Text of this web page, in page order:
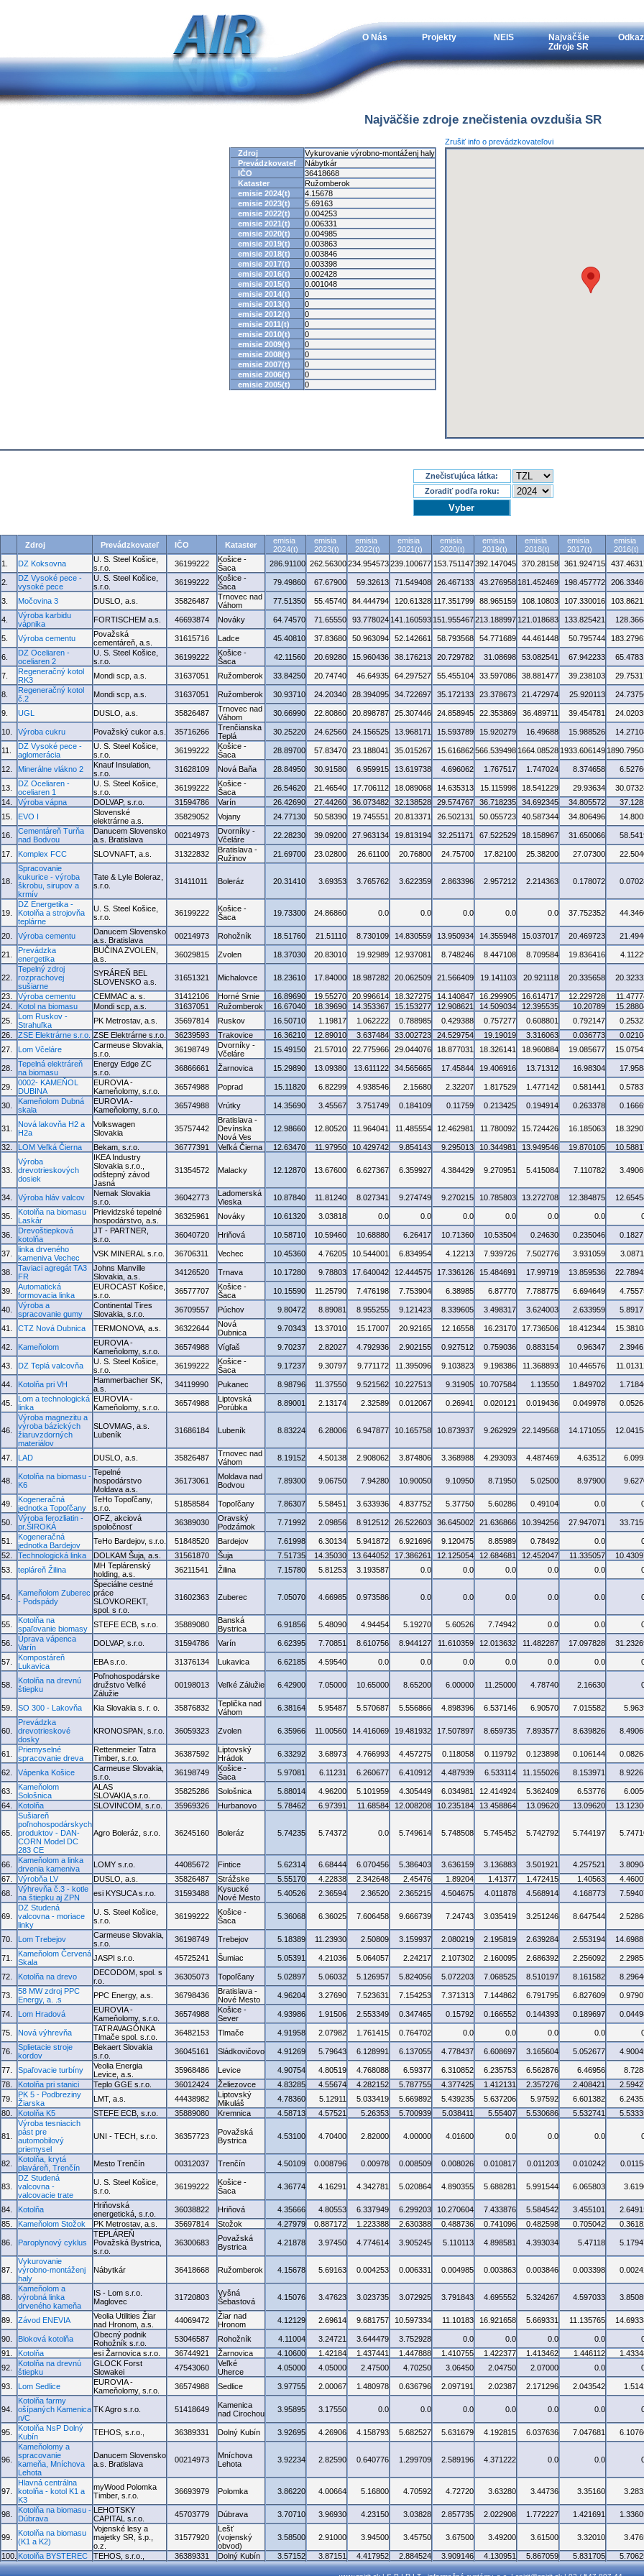
O Nás Projekty NEIS
Najväčšie
Zdroje SR
Najväčšie zdroje znečistenia ovzdušia SR
Zrušiť info o prevádzkovateľovi
Zdroj
Vykurovanie výrobno-montáženj haly
Prevádzkovateľ
Nábytkár
IČO
36418668
Kataster
Ružomberok
emisie 2024(t)
4.15678
emisie 2023(t)
5.69163
emisie 2022(t)
0.004253
emisie 2021(t)
0.006331
emisie 2020(t)
0.004985
emisie 2019(t)
0.003863
emisie 2018(t)
0.003846
emisie 2017(t)
0.003398
emisie 2016(t)
0.002428
emisie 2015(t)
0.001048
emisie 2014(t)
0
emisie 2013(t)
0
emisie 2012(t)
0
emisie 2011(t)
0
emisie 2010(t)
0
emisie 2009(t)
0
emisie 2008(t)
0
emisie 2007(t)
0
emisie 2006(t)
0
emisie 2005(t)
0
Znečisťujúca látka:
Zoradiť podľa roku:
Zdroj Prevádzkovateľ IČO Kataster
emisia
2024(t)
emisia
2023(t)
emisia
2022(t)
emisia
2021(t)
emisia
2020(t)
emisia
2019(t)
emisia
2018(t)
emisia
2017(t)
emisia
2016(t)
1.
DZ Koksovna
U. S. Steel Košice,
s.r.o.
36199222
Košice -
Šaca
286.91100 262.56300234.954573239.100677 153.751147392.147045 370.28158 361.924715
2.
DZ Vysoké pece -
vysoké pece
U. S. Steel Košice,
s.r.o.
36199222
Košice -
Šaca
79.49860 67.67900 59.32613 71.549408 26.467133 43.276958 181.452469 198.457772
3. Močovina 3 DUSLO, a.s. 35826487
Trnovec nad
Váhom
77.51350 55.45740 84.444794 120.61328 117.351799 88.965159 108.10803 107.330016
4.
Výroba karbidu
vápnika
FORTISCHEM a.s. 46693874 Nováky 64.74570 71.65550 93.778024 141.160593 151.955467213.188997 121.018683 133.825421
5. Výroba cementu
Považská
cementáreň, a.s.
31615716 Ladce 45.40810 37.83680 50.963094 52.142661 58.793568 54.771689 44.461448 50.795744
6.
DZ Oceliaren -
oceliaren 2
U. S. Steel Košice,
s.r.o.
36199222
Košice -
Šaca
42.11560 20.69280 15.960436 38.176213 20.729782 31.08698 53.082541 67.942233
7.
Regeneračný kotol
RK3
Mondi scp, a.s. 31637051 Ružomberok 33.84250 20.74740 46.64935 64.297527 55.455104 33.597086 38.881477 39.238103
8.
Regeneračný kotol
č.2
Mondi scp, a.s. 31637051 Ružomberok 30.93710 24.20340 28.394095 34.722697 35.172133 23.378673 21.472974 25.920113
9. UGL DUSLO, a.s. 35826487
Trnovec nad
Váhom
30.66990 22.80860 20.898787 25.307446 24.858945 22.353869 36.489711 39.454781
10. Výroba cukru Považský cukor a.s. 35716266
Trenčianska
Teplá
30.25220 24.62560 24.156525 13.968171 15.593789 15.920279 16.49688 15.988526
11.
DZ Vysoké pece -
aglomerácia
U. S. Steel Košice,
s.r.o.
36199222
Košice -
Šaca
28.89700 57.83470 23.188041 35.015267 15.616862566.539498 1664.08528 1933.606149
12. Minerálne vlákno 2
Knauf Insulation,
s.r.o.
31628109 Nová Baňa 28.84950 30.91580 6.959915 13.619738 4.696062 1.767517 1.747024 8.374658
13.
DZ Oceliaren -
oceliaren 1
U. S. Steel Košice,
s.r.o.
36199222
Košice -
Šaca
26.54620 21.46540 17.706112 18.089068 14.635313 15.115998 18.541229 29.93634
14.
Výroba vápna DOLVAP, s.r.o. 31594786 Varín 26.42690 27.44260 36.073482 32.138528 29.574767 36.718235 34.692345 34.805572
15.
EVO I
Slovenské
elektrárne a.s.
35829052 Vojany 24.77130 50.58390 19.745551 20.813371 26.502131 50.055723 40.587344 34.806496
16.
Cementáreň Turňa
nad Bodvou
Danucem Slovensko
a.s. Bratislava
00214973
Dvorníky -
Včeláre
22.28230 39.09200 27.963134 19.813194 32.251171 67.522529 18.158967 31.650066
17. Komplex FCC SLOVNAFT, a.s. 31322832
Bratislava -
Ružinov
21.69700 23.02800 26.61100 20.76800 24.75700 17.82100 25.38200 27.07300
18.
Spracovanie
kukurice - výroba
škrobu, sirupov a
krmív
Tate & Lyle Boleraz,
s.r.o.
31411011 Boleráz 20.31410 3.69353 3.765762 3.622359 2.863396 2.957212 2.214363 0.178072
19.
DZ Energetika -
Kotolňa a strojovňa
teplárne
U. S. Steel Košice,
s.r.o.
36199222
Košice -
Šaca
19.73300 24.86860 0.0 0.0 0.0 0.0 0.0 37.752352
20. Výroba cementu
Danucem Slovensko
a.s. Bratislava
00214973 Rohožník 18.51760 21.51110 8.730109 14.830559 13.950934 14.355948 15.037017 20.469723
21.
Prevádzka
energetika
BUČINA ZVOLEN,
a.s.
36029815 Zvolen 18.37030 20.83010 19.92989 12.937081 8.748246 8.447108 8.709584 19.836416
22.
Tepelný zdroj
rozprachovej
sušiarne
SYRÁREŇ BEL
SLOVENSKO a.s.
31651321 Michalovce 18.23610 17.84000 18.987282 20.062509 21.566409 19.141103 20.921118 20.335658
23. Výroba cementu CEMMAC a. s. 31412106 Horné Srnie 16.89690 19.55270 20.996614 18.327275 14.140847 16.299905 16.614717 12.229728
24.
Kotol na biomasu Mondi scp, a.s. 31637051 Ružomberok 16.67040 18.39690 14.353367 15.153277 12.908621 14.509034 12.395535 10.20789
25.
Lom Ruskov -
Strahuľka
PK Metrostav, a.s. 35697814 Ruskov 16.50710 1.19817 1.062222 0.788985 0.429388 0.757277 0.608801 0.792147
26.
ZSE Elektrárne s.r.o. ZSE Elektrárne s.r.o. 36239593 Trakovice 16.36210 12.89010 3.637484 33.002723 24.529754 19.19019 3.316063 0.036773
27.
Lom Včeláre
Carmeuse Slovakia,
s.r.o.
36198749
Dvorníky -
Včeláre
15.49150 21.57010 22.775966 29.044076 18.877031 18.326141 18.960884 19.085677
28.
Tepelná elektráreň
na biomasu
Energy Edge ZC
s.r.o.
36866661 Žarnovica 15.29890 13.09380 13.611122 34.565665 17.45844 19.406916 13.71312 16.98304
29.
0002- KAMEŇOL
DUBINA
EUROVIA -
Kameňolomy, s.r.o.
36574988 Poprad 15.11820 6.82299 4.938546 2.15680 2.32207 1.817529 1.477142 0.581441
30.
Kameňolom Dubná
skala
EUROVIA -
Kameňolomy, s.r.o.
36574988 Vrútky 14.35690 3.45567 3.751749 0.184109 0.11759 0.213425 0.194914 0.263378
31.
Nová lakovňa H2 a
H2a
Volkswagen
Slovakia
35757442
Bratislava -
Devínska
Nová Ves
12.98660 12.80520 11.964041 11.485554 12.462981 11.780092 15.724426 16.185063
32. LOM Veľká Čierna Bekam, s.r.o. 36777391 Veľká Čierna 12.63470 11.97950 10.429742 9.854143 9.295013 10.344981 13.949546 19.870105
33.
Výroba
drevotrieskových
dosiek
IKEA Industry
Slovakia s.r.o.,
odštepný závod
Jasná
31354572 Malacky 12.12870 13.67600 6.627367 6.359927 4.384429 9.270951 5.415084 7.110782
34. Výroba hláv valcov
Nemak Slovakia
s.r.o.
36042773
Ladomerská
Vieska
10.87840 11.81240 8.027341 9.274749 9.270215 10.785803 13.272708 12.384875
35.
Kotolňa na biomasu
Laskár
Prievidzské tepelné
hospodárstvo, a.s.
36325961 Nováky 10.61320 3.03818 0.0 0.0 0.0 0.0 0.0 0.0
36.
Drevoštiepková
kotolňa
JT - PARTNER,
s.r.o.
36040720 Hriňová 10.58710 10.59460 10.68880 6.26417 10.71360 10.53504 0.24630 0.235046
37.
linka drveného
kameniva Vechec
VSK MINERAL s.r.o. 36706311 Vechec 10.45360 4.76205 10.544001 6.834954 4.12213 7.939726 7.502776 3.931059
38.
Taviaci agregát TA3
FR
Johns Manville
Slovakia, a.s.
34126520 Trnava 10.17280 9.78803 17.640042 12.444575 17.336126 15.484691 17.99719 13.859536
39.
Automatická
formovacia linka
EUROCAST Košice,
s.r.o.
36577707
Košice -
Šaca
10.15590 11.25790 7.476198 7.753904 6.38985 6.87770 7.788775 6.694649
40.
Výroba a
spracovanie gumy
Continental Tires
Slovakia, s.r.o.
36709557 Púchov 9.80472 8.89081 8.955255 9.121423 8.339605 3.498317 3.624003 2.633959
41. CTZ Nová Dubnica TERMONOVA, a.s. 36322644
Nová
Dubnica
9.70343 13.37010 15.17007 20.92165 12.16558 16.23170 17.736506 18.412344
42. Kameňolom
EUROVIA -
Kameňolomy, s.r.o.
36574988 Vígľaš 9.70237 2.82027 4.792936 2.902155 0.927512 0.759036 0.883154 0.96347
43. DZ Teplá valcovňa
U. S. Steel Košice,
s.r.o.
36199222
Košice -
Šaca
9.17237 9.30797 9.771172 11.395096 9.103823 9.198386 11.368893 10.446576
44. Kotolňa pri VH
Hammerbacher SK,
a.s.
34119990 Pukanec 8.98796 11.37550 9.521562 10.227513 9.31905 10.707584 1.13550 1.849702
45.
Lom a technologická
linka
EUROVIA -
Kameňolomy, s.r.o.
36574988
Liptovská
Porúbka
8.89001 2.13174 2.32589 0.012067 0.26941 0.020121 0.019436 0.049978
46.
Výroba magnezitu a
výroba bázických
žiaruvzdorných
materiálov
SLOVMAG, a.s.
Lubeník
31686184 Lubeník 8.83224 6.28006 6.947877 10.165758 10.873937 9.262929 22.149568 14.171055
47. LAD DUSLO, a.s. 35826487
Trnovec nad
Váhom
8.19152 4.50138 2.908062 3.874806 3.368988 4.293093 4.487469 4.63512
48.
Kotolňa na biomasu -
K6
Tepelné
hospodárstvo
Moldava a.s.
36173061
Moldava nad
Bodvou
7.89300 9.06750 7.94280 10.90050 9.10950 8.71950 5.02500 8.97900
49.
Kogeneračná
jednotka Topoľčany
TeHo Topoľčany,
s.r.o.
51858584 Topoľčany 7.86307 5.58451 3.633936 4.837752 5.37750 5.60286 0.49104 0.0
50.
Výroba ferozliatin -
pr.ŠIROKÁ
OFZ, akciová
spoločnosť
36389030
Oravský
Podzámok
7.71992 2.09856 8.912512 26.522603 36.645002 21.636866 10.394256 27.947071
51.
Kogeneračná
jednotka Bardejov
TeHo Bardejov, s.r.o. 51848520 Bardejov 7.61998 6.30134 5.941872 6.921696 9.120475 8.85989 0.78492 0.0
52.
Technologická linka DOLKAM Šuja, a.s. 31561870 Šuja 7.51735 14.35030 13.644052 17.386261 12.125054 12.684681 12.452047 11.335057
53.
tepláreň Žilina
MH Teplárenský
holding, a.s.
36211541 Žilina 7.15780 5.81253 3.193587 0.0 0.0 0.0 0.0 0.0
54.
Kameňolom Zuberec
- Podspády
Špeciálne cestné
práce
SLOVKOREKT,
spol. s r.o.
31602363 Zuberec 7.05070 4.66985 0.973586 0.0 0.0 0.0 0.0 0.0
55.
Kotolňa na
spaľovanie biomasy
STEFE ECB, s.r.o. 35889080
Banská
Bystrica
6.91856 5.48090 4.94454 5.19270 5.60526 7.74942 0.0 0.0
56.
Úprava vápenca
Varín
DOLVAP, s.r.o. 31594786 Varín 6.62395 7.70851 8.610756 8.944127 11.610359 12.013632 11.482287 17.097828
57.
Kompostáreň
Lukavica
EBA s.r.o. 31376134 Lukavica 6.62185 4.59540 0.0 0.0 0.0 0.0 0.0 0.0
58.
Kotolňa na drevnú
štiepku
Poľnohospodárske
družstvo Veľké
Zálužie
00198013 Veľké Zálužie 6.42900 7.05000 10.65000 8.65200 6.00000 11.25000 4.78740 2.16630
59. SO 300 - Lakovňa Kia Slovakia s. r. o. 35876832
Teplička nad
Váhom
6.38164 5.95487 5.570687 5.556866 4.898396 6.537146 6.90570 7.015582
60.
Prevádzka
drevotrieskové
dosky
KRONOSPAN, s.r.o. 36059323 Zvolen 6.35966 11.00560 14.416069 19.481932 17.507897 8.659735 7.893577 8.639826
61.
Priemyselné
spracovanie dreva
Rettenmeier Tatra
Timber, s.r.o.
36387592
Liptovský
Hrádok
6.33292 3.68973 4.766993 4.457275 0.118058 0.119792 0.123898 0.106144
62. Vápenka Košice
Carmeuse Slovakia,
s.r.o.
36198749
Košice -
Šaca
5.97081 6.11231 6.260677 6.410912 4.487939 6.533114 11.155026 8.153971
63.
Kameňolom
Sološnica
ALAS
SLOVAKIA,s.r.o.
35825286 Sološnica 5.88014 4.96200 5.101959 4.305449 6.034981 12.414924 5.362409 6.53776
64.
Kotolňa SLOVINCOM, s.r.o. 35969326 Hurbanovo 5.78462 6.97391 11.68584 12.008208 10.235184 13.458864 13.09620 13.09620
65.
Sušiareň
poľnohospodárskych
produktov - DAN-
CORN Model DC
283 CE
Agro Boleráz, s.r.o. 36245160 Boleráz 5.74235 5.74372 0.0 5.749614 5.748508 5.745452 5.742792 5.744197
66.
Kameňolom a linka
drvenia kameniva
LOMY s.r.o. 44085672 Fintice 5.62314 6.68444 6.070456 5.386403 3.636159 3.136883 3.501921 4.257521
67.
Výrobňa LV DUSLO, a.s. 35826487 Strážske 5.55170 4.22838 2.342648 2.45476 1.89204 1.41377 1.472415 1.40563
68.
Výhrevňa č.3 - kotle
na štiepku aj ZPN
esi KYSUCA s.r.o. 31593488
Kysucké
Nové Mesto
5.40526 2.36594 2.36520 2.365215 4.504675 4.011878 4.568914 4.168773
69.
DZ Studená
valcovna - moriace
linky
U. S. Steel Košice,
s.r.o.
36199222
Košice -
Šaca
5.36068 6.36025 7.606458 9.666739 7.24743 3.035419 3.251246 8.647544
70. Lom Trebejov
Carmeuse Slovakia,
s.r.o.
36198749 Trebejov 5.18389 11.23930 2.50809 3.159937 2.080219 2.195819 2.639284 2.553194
71.
Kameňolom Červená
Skala
JASPI s.r.o. 45725241 Šumiac 5.05391 4.21036 5.064057 2.24217 2.107302 2.160095 2.686392 2.256092
72. Kotolňa na drevo
DECODOM, spol. s
r.o.
36305073 Topoľčany 5.02897 5.06032 5.126957 5.824056 5.072203 7.068525 8.510197 8.161582
73.
58 MW zdroj PPC
Energy, a. .s
PPC Energy, a.s. 36798436
Bratislava -
Nové Mesto
4.96204 3.27690 7.523631 7.154253 7.371313 7.144862 6.791795 6.827609
74. Lom Hradová
EUROVIA -
Kameňolomy, s.r.o.
36574988
Košice -
Sever
4.93986 1.91506 2.553349 0.347465 0.15792 0.166552 0.144393 0.189697
75. Nová výhrevňa
TATRAVAGÓNKA
Tlmače spol. s.r.o.
36482153 Tlmače 4.91958 2.07982 1.761415 0.764702 0.0 0.0 0.0 0.0
76.
Splietacie stroje
kordov
Bekaert Slovakia
s.r.o.
36045161 Sládkovičovo 4.91269 5.79643 6.128991 6.137055 4.778437 6.608697 3.165604 5.052677
77. Spaľovacie turbíny
Veolia Energia
Levice, a.s.
35968486 Levice 4.90754 4.80519 4.768088 6.59377 6.310852 6.235753 6.562876 6.46956
78.
Kotolňa pri stanici Teplo GGE s.r.o. 36012424 Želiezovce 4.83285 4.55674 4.282152 5.787755 4.377425 1.412131 2.357276 2.408421
79.
PK 5 - Podbreziny
Žiarska
LMT, a.s. 44438982
Liptovský
Mikuláš
4.78360 5.12911 5.033419 5.669892 5.439235 5.637206 5.97592 6.601382
80.
Kotolňa K5 STEFE ECB, s.r.o. 35889080 Kremnica 4.58713 4.57521 5.26353 5.700939 5.038411 5.55407 5.530686 5.532741
81.
Výroba tesniacich
pást pre
automobilový
priemysel
UNI - TECH, s.r.o. 36357723
Považská
Bystrica
4.53100 4.70400 2.82000 4.00000 4.01600 0.0 0.0 0.0
82.
Kotolňa, krytá
plaváreň, Trenčín
Mesto Trenčín 00312037 Trenčín 4.50109 0.008796 0.00978 0.008509 0.008026 0.010817 0.011203 0.010242
83.
DZ Studená
valcovna -
valcovacie trate
U. S. Steel Košice,
s.r.o.
36199222
Košice -
Šaca
4.36774 4.16291 4.342781 5.020864 4.890355 5.688281 5.991544 6.065803
84. Kotolňa
Hriňovská
energetická, s.r.o.
36038822 Hriňová 4.35666 4.80553 6.337949 6.299203 10.270604 7.433876 5.584542 3.455101
85.
Kameňolom Stožok PK Metrostav, a.s. 35697814 Stožok 4.27979 0.887172 1.223388 2.630388 0.488736 0.741096 0.482598 0.705042
86. Paroplynový cyklus
TEPLÁREŇ
Považská Bystrica,
s.r.o.
36300683
Považská
Bystrica
4.21878 3.97450 4.774614 3.905245 5.110113 4.898581 4.393034 5.47118
87.
Vykurovanie
výrobno-montáženj
haly
Nábytkár 36418668 Ružomberok 4.15678 5.69163 0.004253 0.006331 0.004985 0.003863 0.003846 0.003398
88.
Kameňolom a
výrobná linka
drveného kameňa
IS - Lom s.r.o.
Maglovec
31720803
Vyšná
Šebastová
4.15076 3.47623 3.023735 3.072925 3.791843 4.695552 5.324267 4.597033
89. Závod ENEVIA
Veolia Utilities Žiar
nad Hronom, a.s.
44069472
Žiar nad
Hronom
4.12129 2.69614 9.681757 10.597334 11.10183 16.921658 5.669331 11.135765
90. Bloková kotolňa
Obecný podnik
Rohožník s.r.o.
53046587 Rohožník 4.11004 3.24721 3.644479 3.752928 0.0 0.0 0.0 0.0
91.
Kotolňa esi Žarnovica s.r.o. 36744921 Žarnovica 4.10600 1.42184 1.437441 1.447888 1.410755 1.422377 1.413462 1.446112
92.
Kotolňa na drevnú
štiepku
GLOCK Forst
Slowakei
47543060
Veľké
Uherce
4.05000 4.05000 2.47500 4.70250 3.06450 2.04750 2.07000 0.0
93. Lom Sedlice
EUROVIA -
Kameňolomy, s.r.o.
36574988 Sedlice 3.97755 2.00067 1.480978 0.636796 2.097191 2.02387 2.171296 2.043542
94.
Kotolňa farmy
ošípaných Kamenica
n/C
TK Agro s.r.o. 51418649
Kamenica
nad Cirochou
3.95895 3.17550 0.0 0.0 0.0 0.0 0.0 0.0
95.
Kotolňa NsP Dolný
Kubín
TEHOS, s.r.o., 36389331 Dolný Kubín 3.92695 4.26906 4.158793 5.682527 5.631679 4.192815 6.037636 7.047681
96.
Kameňolomy a
spracovanie
kameňa, Mníchova
Lehota
Danucem Slovensko
a.s. Bratislava
00214973
Mníchova
Lehota
3.92234 2.82590 0.640776 1.299709 2.589196 4.371222 0.0 0.0
97.
Hlavná centrálna
kotolňa - kotol K1 a
K3
myWood Polomka
Timber, s.r.o.
36693979 Polomka 3.86220 4.00664 5.16800 4.70592 4.72720 3.63280 3.44736 3.35160
98.
Kotolňa na biomasu -
Dúbrava
LEHOTSKY
CAPITAL s.r.o.
45703779 Dúbrava 3.70710 3.96930 4.23150 3.03828 2.857735 2.022908 1.772227 1.421691
99.
Kotolňa na biomasu
(K1 a K2)
Vojenské lesy a
majetky SR, š.p.,
o.z.
31577920
Lešť
(vojenský
obvod)
3.58500 2.91000 3.94500 3.45750 3.67500 3.49200 3.61500 3.32010
100. Kotolňa BYSTEREC TEHOS, s.r.o., 36389331 Dolný Kubín 3.57152 3.87151 4.417952 2.884524 3.909146 4.130951 5.867059 5.831705